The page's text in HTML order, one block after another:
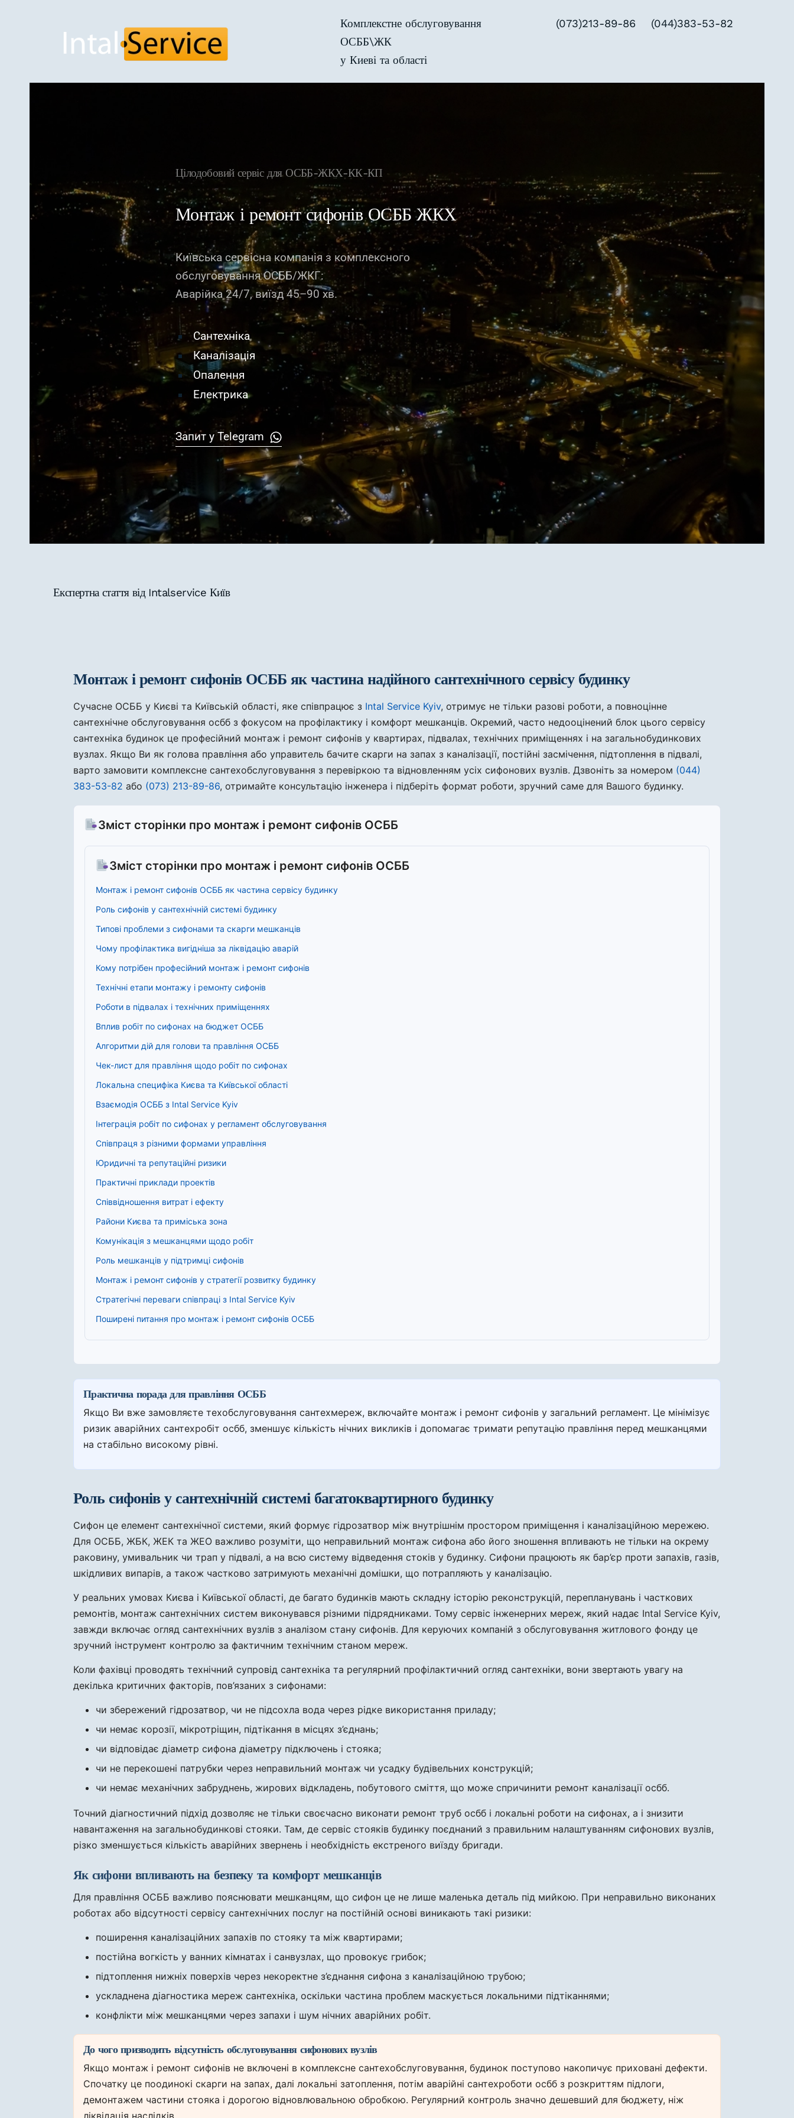
Skip to main content
Комплекстне обслуговування
ОСББ\ЖК
у Киеві та області
(073)213-89-86 (044)383-53-82
Цілодобовий сервіс для ОСББ-ЖКХ-КК-КП
Монтаж і ремонт сифонів ОСББ ЖКХ
Київська сервісна компанія з комплексного
обслуговування ОСББ/ЖКГ:
Аварійка 24/7, виїзд 45–90 хв.
Сантехніка
Каналізація
Опалення
Електрика
Запит у Telegram
Експертна стаття від Intalservice Київ
Монтаж і ремонт сифонів ОСББ як частина надійного сантехнічного сервісу будинку
Сучасне ОСББ у Києві та Київській області, яке співпрацює з Intal Service Kyiv, отримує не тільки разові роботи, а повноцінне
сантехнічне обслуговування осбб з фокусом на профілактику і комфорт мешканців. Окремий, часто недооцінений блок цього сервісу
сантехніка будинок це професійний монтаж і ремонт сифонів у квартирах, підвалах, технічних приміщеннях і на загальнобудинкових
вузлах. Якщо Ви як голова правління або управитель бачите скарги на запах з каналізації, постійні засмічення, підтоплення в підвалі,
варто замовити комплексне сантехобслуговування з перевіркою та відновленням усіх сифонових вузлів. Дзвоніть за номером (044)
383-53-82 або (073) 213-89-86, отримайте консультацію інженера і підберіть формат роботи, зручний саме для Вашого будинку.
Зміст сторінки про монтаж і ремонт сифонів ОСББ
Зміст сторінки про монтаж і ремонт сифонів ОСББ
Монтаж і ремонт сифонів ОСББ як частина сервісу будинку
Роль сифонів у сантехнічній системі будинку
Типові проблеми з сифонами та скарги мешканців
Чому профілактика вигідніша за ліквідацію аварій
Кому потрібен професійний монтаж і ремонт сифонів
Технічні етапи монтажу і ремонту сифонів
Роботи в підвалах і технічних приміщеннях
Вплив робіт по сифонах на бюджет ОСББ
Алгоритми дій для голови та правління ОСББ
Чек-лист для правління щодо робіт по сифонах
Локальна специфіка Києва та Київської області
Взаємодія ОСББ з Intal Service Kyiv
Інтеграція робіт по сифонах у регламент обслуговування
Співпраця з різними формами управління
Юридичні та репутаційні ризики
Практичні приклади проектів
Співвідношення витрат і ефекту
Райони Києва та приміська зона
Комунікація з мешканцями щодо робіт
Роль мешканців у підтримці сифонів
Монтаж і ремонт сифонів у стратегії розвитку будинку
Стратегічні переваги співпраці з Intal Service Kyiv
Поширені питання про монтаж і ремонт сифонів ОСББ
Практична порада для правління ОСББ
Якщо Ви вже замовляєте техобслуговування сантехмереж, включайте монтаж і ремонт сифонів у загальний регламент. Це мінімізує
ризик аварійних сантехробіт осбб, зменшує кількість нічних викликів і допомагає тримати репутацію правління перед мешканцями
на стабільно високому рівні.
Роль сифонів у сантехнічній системі багатоквартирного будинку
Сифон це елемент сантехнічної системи, який формує гідрозатвор між внутрішнім простором приміщення і каналізаційною мережею.
Для ОСББ, ЖБК, ЖЕК та ЖЕО важливо розуміти, що неправильний монтаж сифона або його зношення впливають не тільки на окрему
раковину, умивальник чи трап у підвалі, а на всю систему відведення стоків у будинку. Сифони працюють як бар’єр проти запахів, газів,
шкідливих випарів, а також частково затримують механічні домішки, що потрапляють у каналізацію.
У реальних умовах Києва і Київської області, де багато будинків мають складну історію реконструкцій, перепланувань і часткових
ремонтів, монтаж сантехнічних систем виконувався різними підрядниками. Тому сервіс інженерних мереж, який надає Intal Service Kyiv,
завжди включає огляд сантехнічних вузлів з аналізом стану сифонів. Для керуючих компаній з обслуговування житлового фонду це
зручний інструмент контролю за фактичним технічним станом мереж.
Коли фахівці проводять технічний супровід сантехніка та регулярний профілактичний огляд сантехніки, вони звертають увагу на
декілька критичних факторів, пов’язаних з сифонами:
чи збережений гідрозатвор, чи не підсохла вода через рідке використання приладу;
чи немає корозії, мікротріщин, підтікання в місцях з’єднань;
чи відповідає діаметр сифона діаметру підключень і стояка;
чи не перекошені патрубки через неправильний монтаж чи усадку будівельних конструкцій;
чи немає механічних забруднень, жирових відкладень, побутового сміття, що може спричинити ремонт каналізації осбб.
Точний діагностичний підхід дозволяє не тільки своєчасно виконати ремонт труб осбб і локальні роботи на сифонах, а і знизити
навантаження на загальнобудинкові стояки. Там, де сервіс стояків будинку поєднаний з правильним налаштуванням сифонових вузлів,
різко зменшується кількість аварійних звернень і необхідність екстреного виїзду бригади.
Як сифони впливають на безпеку та комфорт мешканців
Для правління ОСББ важливо пояснювати мешканцям, що сифон це не лише маленька деталь під мийкою. При неправильно виконаних
роботах або відсутності сервісу сантехнічних послуг на постійній основі виникають такі ризики:
поширення каналізаційних запахів по стояку та між квартирами;
постійна вогкість у ванних кімнатах і санвузлах, що провокує грибок;
підтоплення нижніх поверхів через некоректне з’єднання сифона з каналізаційною трубою;
ускладнена діагностика мереж сантехніка, оскільки частина проблем маскується локальними підтіканнями;
конфлікти між мешканцями через запахи і шум нічних аварійних робіт.
До чого призводить відсутність обслуговування сифонових вузлів
Якщо монтаж і ремонт сифонів не включені в комплексне сантехобслуговування, будинок поступово накопичує приховані дефекти.
Спочатку це поодинокі скарги на запах, далі локальні затоплення, потім аварійні сантехроботи осбб з розкриттям підлоги,
демонтажем частини стояка і дорогою відновлювальною обробкою. Регулярний контроль значно дешевший для бюджету, ніж
ліквідація наслідків.